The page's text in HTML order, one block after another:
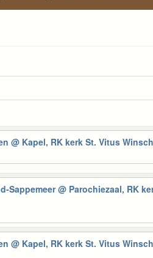
@ Kapel, RK kerk St. Vitus
Sappemeer@ Parochiezaal, RK
@ Kapel, RK kerk St. Vitus